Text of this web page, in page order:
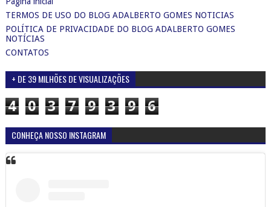
TERMOS DE USO DO BLOG ADALBERTO GOMES NOTICIAS
POLÍTICA DE PRIVACIDADE DO BLOG ADALBERTO GOMES
NOTÍCIAS
CONTATOS
+ DE 39 MILHÕES DE VISUALIZAÇÕES
4 0 3 7 9 3 9 6
CONHEÇA NOSSO INSTAGRAM